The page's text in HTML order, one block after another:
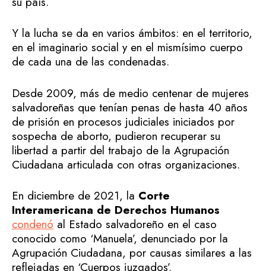
Y la lucha se da en varios ámbitos: en el territorio,
en el imaginario social y en el mismísimo cuerpo
de cada una de las condenadas.
Desde 2009, más de medio centenar de mujeres
salvadoreñas que tenían penas de hasta 40 años
de prisión en procesos judiciales iniciados por
sospecha de aborto, pudieron recuperar su
libertad a partir del trabajo de la Agrupación
Ciudadana articulada con otras organizaciones.
En diciembre de 2021, la Corte
Interamericana de Derechos Humanos
condenó al Estado salvadoreño en el caso
conocido como ‘Manuela’, denunciado por la
Agrupación Ciudadana, por causas similares a las
reflejadas en ‘Cuerpos juzgados’.